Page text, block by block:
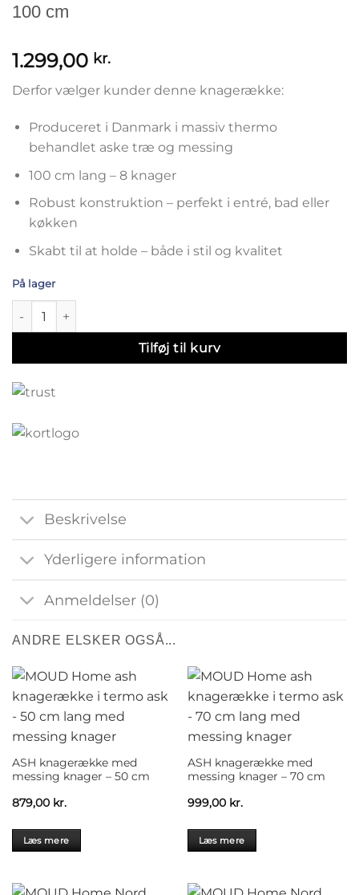
100 cm
1.299,00 kr.
Derfor vælger kunder denne knagerække:
Produceret i Danmark i massiv thermo
behandlet aske træ og messing
100 cm lang – 8 knager
Robust konstruktion – perfekt i entré, bad eller
køkken
Skabt til at holde – både i stil og kvalitet
På lager
ASH knagerække med messing knager - 100 cm antal
Tilføj til kurv
Beskrivelse
Yderligere information
Anmeldelser (0)
ANDRE ELSKER OGSÅ...
ASH knagerække med
messing knager – 50 cm
879,00 kr.
Læs mere
ASH knagerække med
messing knager – 70 cm
999,00 kr.
Læs mere